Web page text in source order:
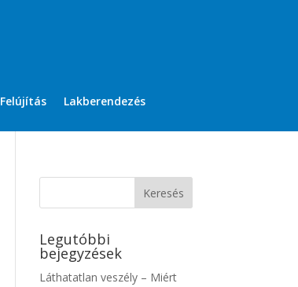
Felújítás Lakberendezés
Legutóbbi
bejegyzések
Láthatatlan veszély – Miért